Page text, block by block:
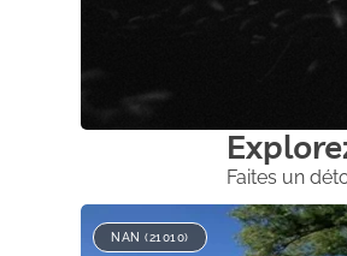
Faites un
NAN (21010)